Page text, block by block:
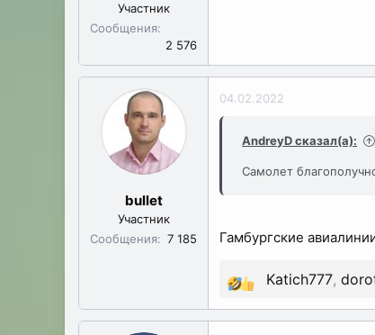
Участник
Сообщения
2 576
bullet
Участник
Сообщения
7 185
04.02.2022
AndreyD сказал(а):
Самолет
Гамбургские
Р
е
Katich777,